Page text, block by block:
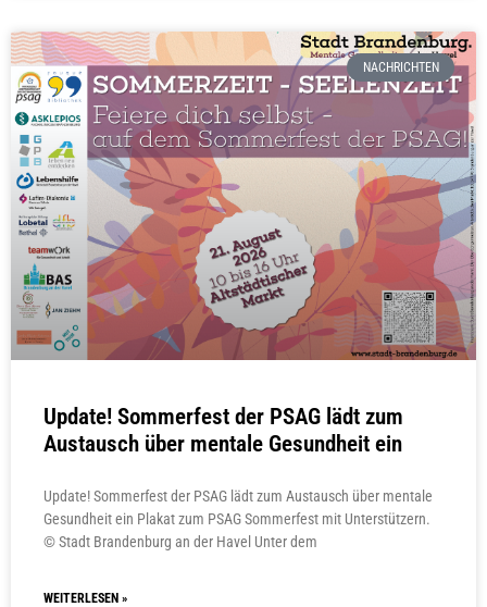
NACHRICHTEN
Update! Sommerfest der PSAG lädt zum
Austausch über mentale Gesundheit ein
Update! Sommerfest der PSAG lädt zum Austausch über mentale
Gesundheit ein Plakat zum PSAG Sommerfest mit Unterstützern.
© Stadt Brandenburg an der Havel Unter dem
WEITERLESEN »